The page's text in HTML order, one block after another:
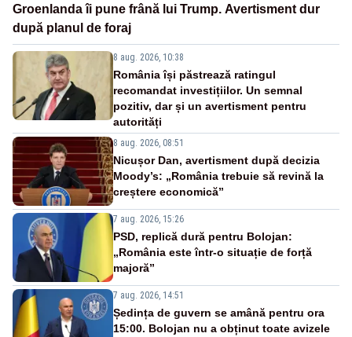
Groenlanda îi pune frână lui Trump. Avertisment dur
după planul de foraj
8 aug. 2026, 10:38
România își păstrează ratingul
recomandat investițiilor. Un semnal
pozitiv, dar și un avertisment pentru
autorități
8 aug. 2026, 08:51
Nicușor Dan, avertisment după decizia
Moody’s: „România trebuie să revină la
creștere economică”
7 aug. 2026, 15:26
PSD, replică dură pentru Bolojan:
„România este într-o situație de forță
majoră”
7 aug. 2026, 14:51
Ședința de guvern se amână pentru ora
15:00. Bolojan nu a obținut toate avizele